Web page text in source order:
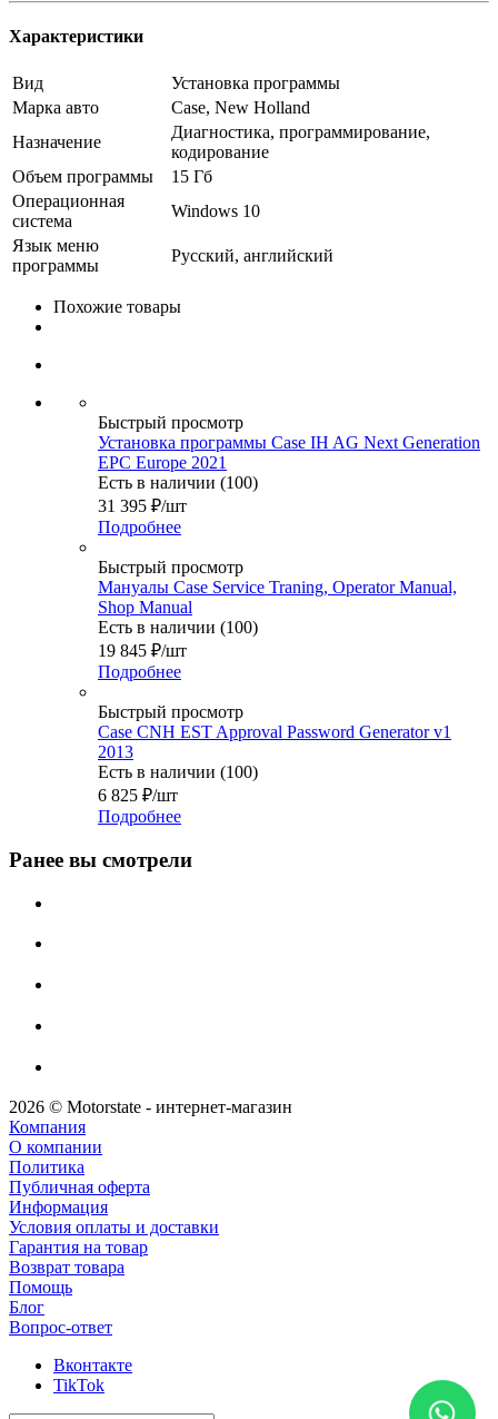
Характеристики
Вид
Установка программы
Марка авто
Case, New Holland
Назначение
Диагностика, программирование,
кодирование
Объем программы
15 Гб
Операционная
система
Windows 10
Язык меню
программы
Русский, английский
Похожие товары
Быстрый просмотр
Установка программы Case IH AG Next Generation
EPC Europe 2021
Есть в наличии (100)
31 395 ₽/шт
Подробнее
Быстрый просмотр
Мануалы Case Service Traning, Operator Manual,
Shop Manual
Есть в наличии (100)
19 845 ₽/шт
Подробнее
Быстрый просмотр
Case CNH EST Approval Password Generator v1
2013
Есть в наличии (100)
6 825 ₽/шт
Подробнее
Ранее вы смотрели
2026 © Motorstate - интернет-магазин
Компания
О компании
Политика
Публичная оферта
Информация
Условия оплаты и доставки
Гарантия на товар
Возврат товара
Помощь
Блог
Вопрос-ответ
Вконтакте
TikTok